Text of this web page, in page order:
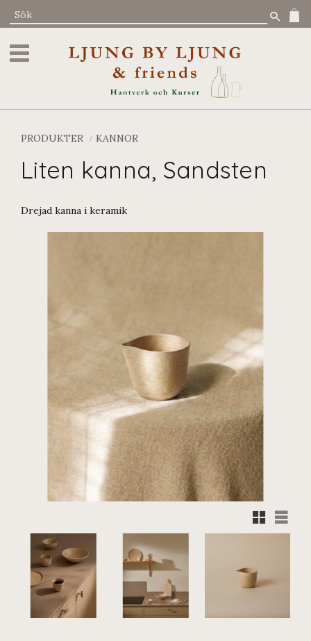
Meny
PRODUKTER KANNOR
Liten kanna, Sandsten
Drejad kanna i keramik
Rutnätsvy
Listvy